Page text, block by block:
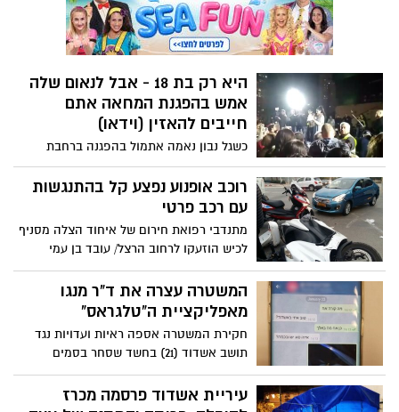
היא רק בת 18 - אבל לנאום שלה
אמש בהפגנת המחאה אתם
חייבים להאזין (וידאו)
כשגל נבון נאמה אתמול בהפגנה ברחבת
העירייה, שקט מופתי השתרר בקהל. כולם
הקשיבו לגל, רק בת 18, שהגיעה ממקום אחר.
גל שומרת שבת - והיא באה לקרב לבבות.
אף אמר לה בסיום נאומה: "עשית קרוב לבבות
אמיתי - דיברת מהלב ונכנסת לנו ללב"
רוכב אופנוע נפצע קל בהתנגשות
עם רכב פרטי
מתנדבי רפואת חירום של איחוד הצלה מסניף
לכיש הוזעקו לרחוב הרצל/ עובד בן עמי
באשדוד בעקבות דיווח על תאונת דרכים.
חובשים של איחוד הצלה העניקו טיפול רפואי
ראשוני לרוכב אופנוע במצב קל בזירת תאונה
עם מעורבות רכב פרטי, נסיבות התאונה
בבדיקה
המשטרה עצרה את ד"ר מנגו
מאפליקציית ה"טלגראס"
חקירת המשטרה אספה ראיות ועדויות נגד
תושב אשדוד (21) בחשד שסחר בסמים
באמצעות אפליקציית "טלגראס" תחת הכינוי
– "דר' מנגו". בחיפוש בדירתו מצאו הבלשים
סם מסוג מריחואנה במשקל מאות גרמים
עיריית אשדוד פרסמה מכרז